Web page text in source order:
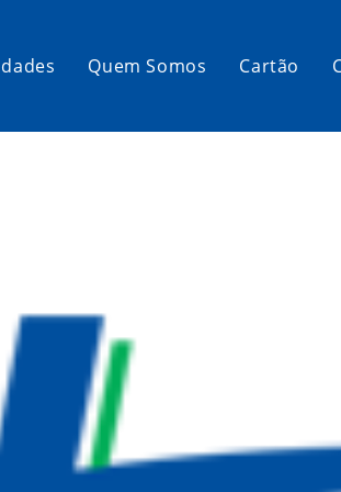
Quem Somos Cartão